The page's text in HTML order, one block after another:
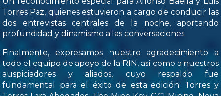
Torres Paz, quienes estuvieron a cargo de conducir las
dos entrevistas centrales de la noche, aportando
profundidad y dinamismo a las conversaciones.
Finalmente, expresamos nuestro agradecimiento a
todo el equipo de apoyo de la RIN, así como a nuestros
auspiciadores y aliados, cuyo respaldo fue
fundamental para el éxito de esta edición: Torres y